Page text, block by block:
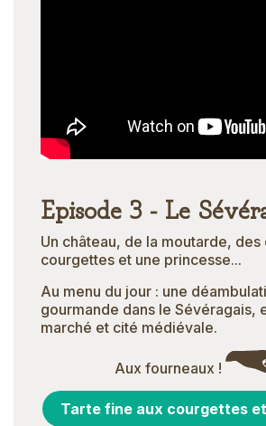
Episode 3 - Le
Un château, de la moutarde,
courgettes et une princesse...
Au menu du jour : une
gourmande dans le Sévéragais,
marché et cité médiévale.
Aux fourneaux !
Tarte fine aux courgettes